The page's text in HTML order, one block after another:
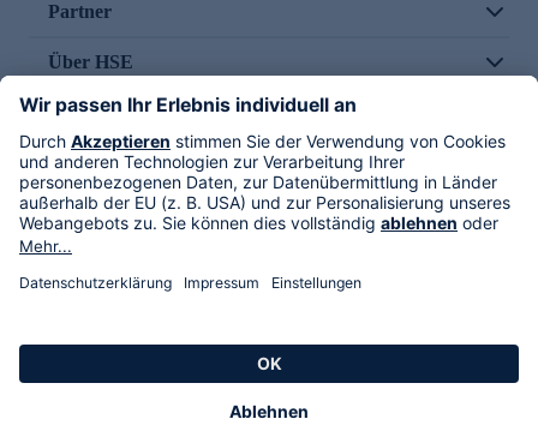
Partner
Über HSE
Im TV
HSE International